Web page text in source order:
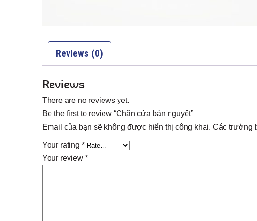
Reviews (0)
Reviews
There are no reviews yet.
Be the first to review “Chặn cửa bán nguyệt”
Email của bạn sẽ không được hiển thị công khai. Các trường
Your rating *
Your review *